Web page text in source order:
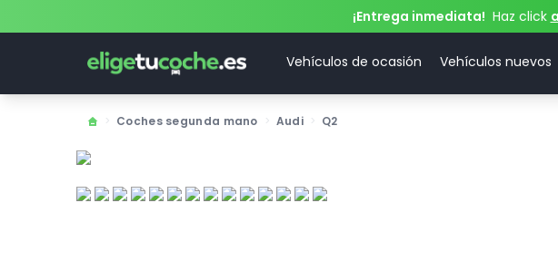
¡Entrega inmediata! Haz click
Vehículos de ocasión Vehículos nuevos
Coches segunda mano Audi Q2